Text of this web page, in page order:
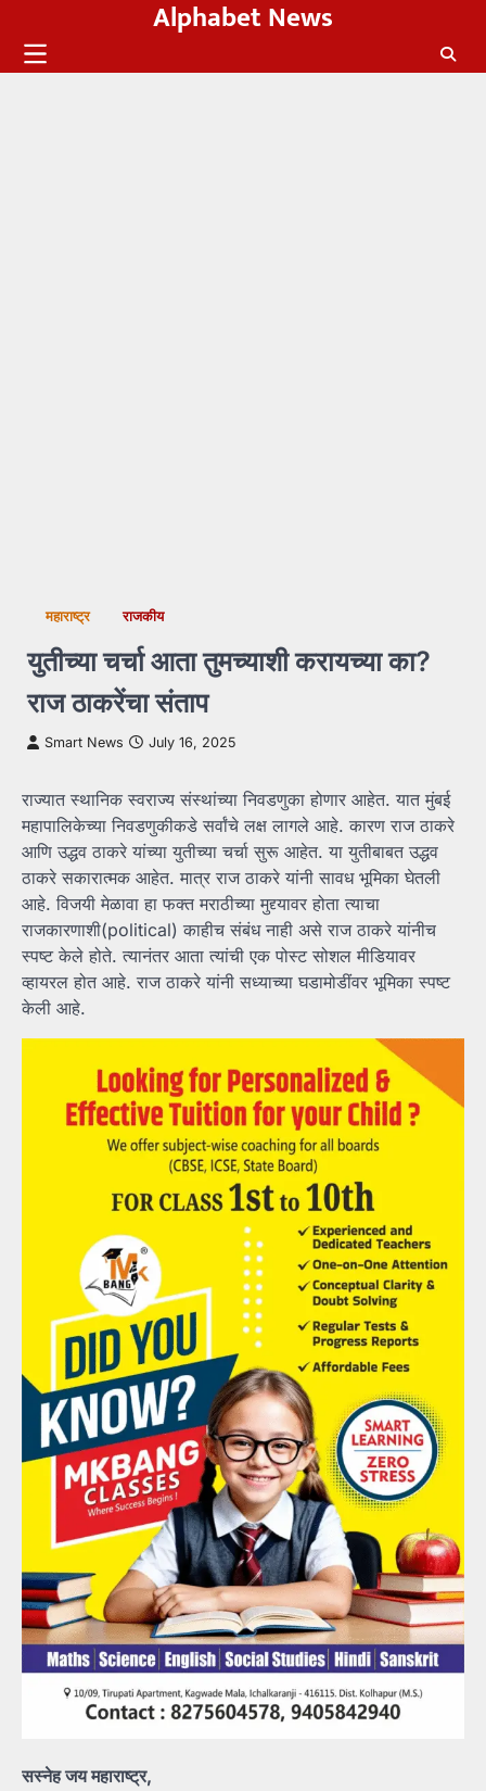
content
Alphabet News
महाराष्ट्र राजकीय
युतीच्या चर्चा आता तुमच्याशी करायच्या का?
राज ठाकरेंचा संताप
Smart News July 16, 2025
राज्यात स्थानिक स्वराज्य संस्थांच्या निवडणुका होणार आहेत. यात मुंबई
महापालिकेच्या निवडणुकीकडे सर्वांचे लक्ष लागले आहे. कारण राज ठाकरे
आणि उद्धव ठाकरे यांच्या युतीच्या चर्चा सुरू आहेत. या युतीबाबत उद्धव
ठाकरे सकारात्मक आहेत. मात्र राज ठाकरे यांनी सावध भूमिका घेतली
आहे. विजयी मेळावा हा फक्त मराठीच्या मुद्द्यावर होता त्याचा
राजकारणाशी(political) काहीच संबंध नाही असे राज ठाकरे यांनीच
स्पष्ट केले होते. त्यानंतर आता त्यांची एक पोस्ट सोशल मीडियावर
व्हायरल होत आहे. राज ठाकरे यांनी सध्याच्या घडामोडींवर भूमिका स्पष्ट
केली आहे.
सस्नेह जय महाराष्ट्र,